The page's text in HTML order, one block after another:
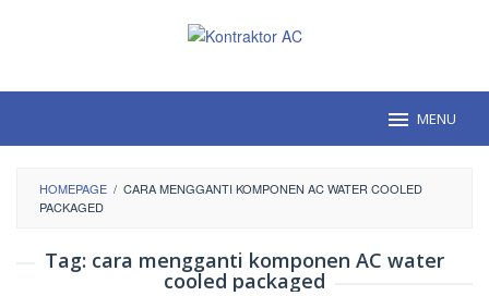
MENU
HOMEPAGE / CARA MENGGANTI KOMPONEN AC WATER COOLED
PACKAGED
Tag: cara mengganti komponen AC water
cooled packaged